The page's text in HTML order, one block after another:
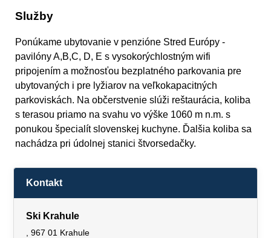
Služby
Ponúkame ubytovanie v penzióne Stred Európy -
pavilóny A,B,C, D, E s vysokorýchlostným wifi
pripojením a možnosťou bezplatného parkovania pre
ubytovaných i pre lyžiarov na veľkokapacitných
parkoviskách. Na občerstvenie slúži reštaurácia, koliba
s terasou priamo na svahu vo výške 1060 m n.m. s
ponukou špecialít slovenskej kuchyne. Ďalšia koliba sa
nachádza pri údolnej stanici štvorsedačky.
Kontakt
Ski Krahule
, 967 01 Krahule